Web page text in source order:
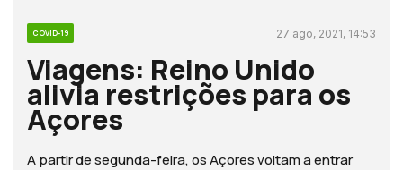
COVID-19 27 ago, 2021, 14:53
Viagens: Reino Unido
alivia restrições para os
Açores
A partir de segunda-feira, os Açores voltam a entrar